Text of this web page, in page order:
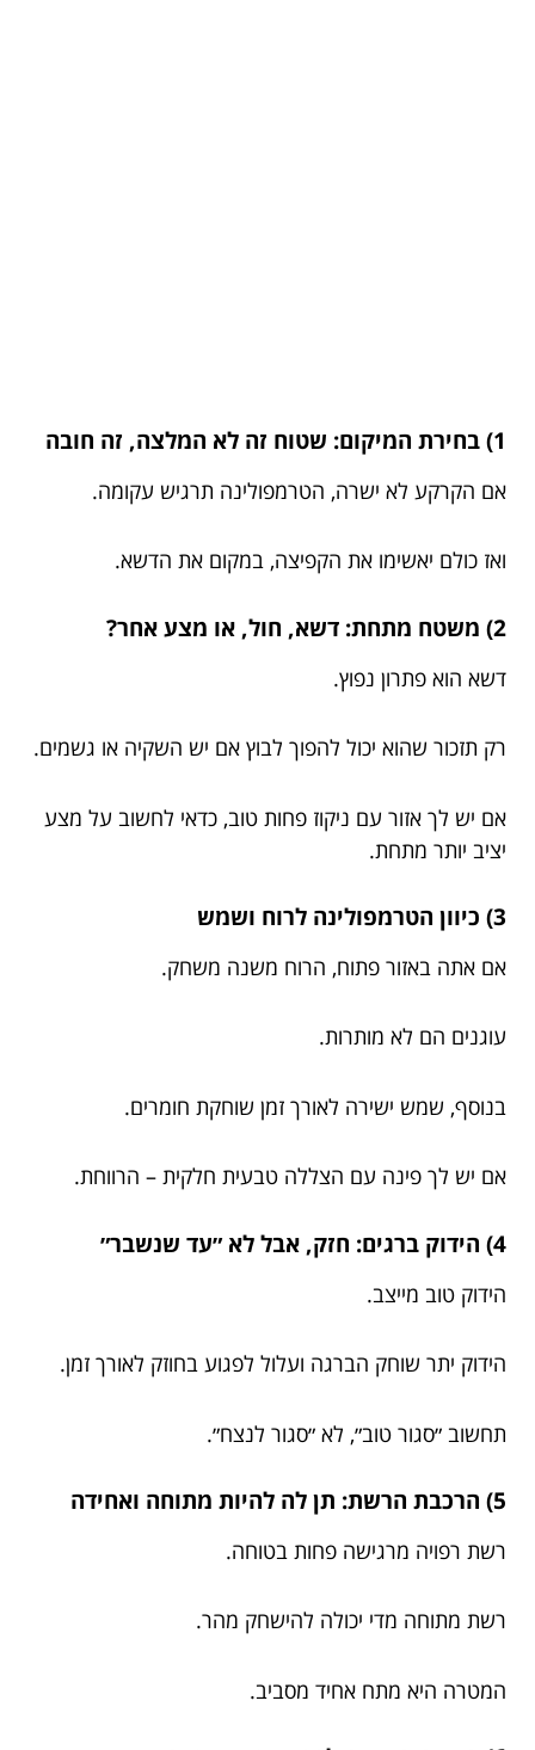
1) בחירת המיקום: שטוח זה לא המלצה, זה חובה
אם הקרקע לא ישרה, הטרמפולינה תרגיש עקומה.
ואז כולם יאשימו את הקפיצה, במקום את הדשא.
2) משטח מתחת: דשא, חול, או מצע אחר?
דשא הוא פתרון נפוץ.
רק תזכור שהוא יכול להפוך לבוץ אם יש השקיה או גשמים.
אם יש לך אזור עם ניקוז פחות טוב, כדאי לחשוב על מצע
יציב יותר מתחת.
3) כיוון הטרמפולינה לרוח ושמש
אם אתה באזור פתוח, הרוח משנה משחק.
עוגנים הם לא מותרות.
בנוסף, שמש ישירה לאורך זמן שוחקת חומרים.
אם יש לך פינה עם הצללה טבעית חלקית – הרווחת.
4) הידוק ברגים: חזק, אבל לא ״עד שנשבר״
הידוק טוב מייצב.
הידוק יתר שוחק הברגה ועלול לפגוע בחוזק לאורך זמן.
תחשוב ״סגור טוב״, לא ״סגור לנצח״.
5) הרכבת הרשת: תן לה להיות מתוחה ואחידה
רשת רפויה מרגישה פחות בטוחה.
רשת מתוחה מדי יכולה להישחק מהר.
המטרה היא מתח אחיד מסביב.